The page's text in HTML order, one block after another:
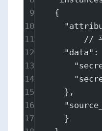
9
{
10
11
//
12
"data" :
13
14
15
},
16
17
}